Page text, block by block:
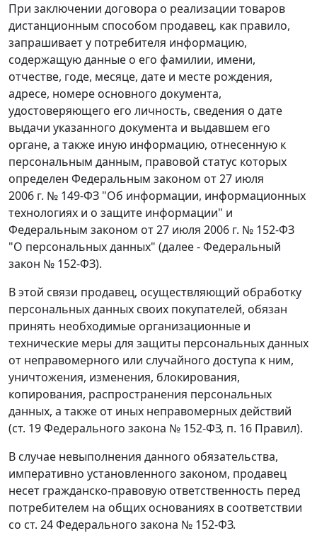
При заключении договора о реализации товаров
дистанционным способом продавец, как правило,
запрашивает у потребителя информацию,
содержащую данные о его фамилии, имени,
отчестве, годе, месяце, дате и месте рождения,
адресе, номере основного документа,
удостоверяющего его личность, сведения о дате
выдачи указанного документа и выдавшем его
органе, а также иную информацию, отнесенную к
персональным данным, правовой статус которых
определен Федеральным законом от 27 июля
2006 г. № 149-ФЗ "Об информации, информационных
технологиях и о защите информации" и
Федеральным законом от 27 июля 2006 г. № 152-ФЗ
"О персональных данных" (далее - Федеральный
закон № 152-ФЗ).
В этой связи продавец, осуществляющий обработку
персональных данных своих покупателей, обязан
принять необходимые организационные и
технические меры для защиты персональных данных
от неправомерного или случайного доступа к ним,
уничтожения, изменения, блокирования,
копирования, распространения персональных
данных, а также от иных неправомерных действий
(ст. 19 Федерального закона № 152-ФЗ, п. 16 Правил).
В случае невыполнения данного обязательства,
императивно установленного законом, продавец
несет гражданско-правовую ответственность перед
потребителем на общих основаниях в соответствии
со ст. 24 Федерального закона № 152-ФЗ.